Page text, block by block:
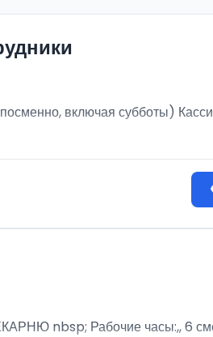
включая субботы)
nbsp; Рабочие часы:,, 6